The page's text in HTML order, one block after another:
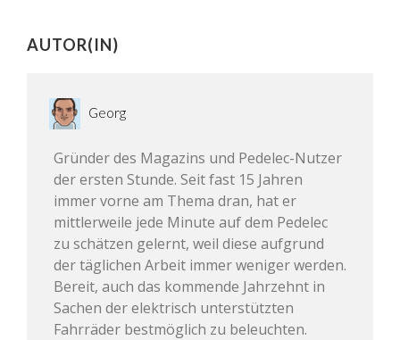
AUTOR(IN)
Georg
Gründer des Magazins und Pedelec-Nutzer
der ersten Stunde. Seit fast 15 Jahren
immer vorne am Thema dran, hat er
mittlerweile jede Minute auf dem Pedelec
zu schätzen gelernt, weil diese aufgrund
der täglichen Arbeit immer weniger werden.
Bereit, auch das kommende Jahrzehnt in
Sachen der elektrisch unterstützten
Fahrräder bestmöglich zu beleuchten.